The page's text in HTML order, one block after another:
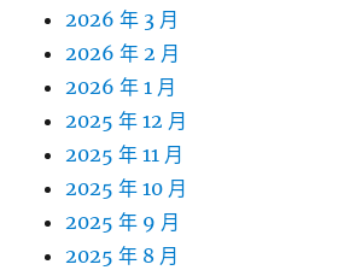
2026 年 3 月
2026 年 2 月
2026 年 1 月
2025 年 12 月
2025 年 11 月
2025 年 10 月
2025 年 9 月
2025 年 8 月